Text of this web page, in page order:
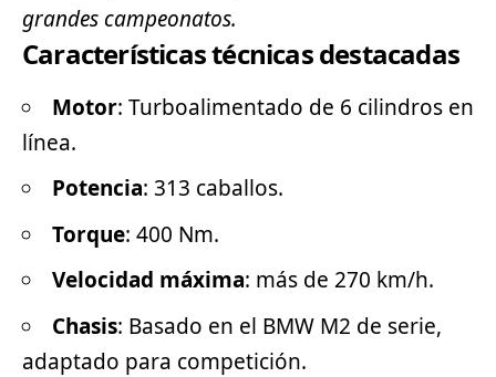
grandes campeonatos.
Características técnicas destacadas
Motor: Turboalimentado de 6 cilindros en
línea.
Potencia: 313 caballos.
Torque: 400 Nm.
Velocidad máxima: más de 270 km/h.
Chasis: Basado en el BMW M2 de serie,
adaptado para competición.